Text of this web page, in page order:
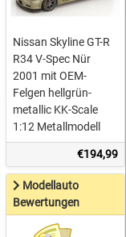
Nissan Skyline GT-R
R34 V-Spec Nür
2001 mit OEM-
Felgen hellgrün-
metallic KK-Scale
1:12 Metallmodell
€194,99
Modellauto
Bewertungen